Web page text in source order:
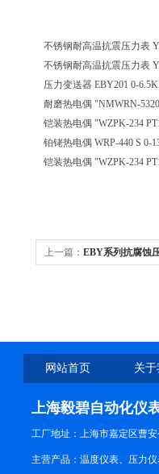
不锈钢耐高温抗震压力表
不锈钢耐高温抗震压力表
压力变送器 EBY201 0-
耐磨热电偶 "NMWRN-
铠装热电偶 "WZPK-234
铂铑热电偶 WRP-440 S 0-
铠装热电偶 "WZPK-234
上一篇： EBY系列抗腐蚀
网站首页 关
上海毅碧自动化仪
工厂地址：上海市嘉定区曹安
主营产品：温度仪表、压力